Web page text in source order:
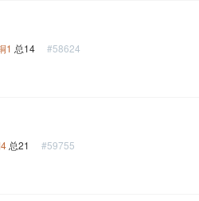
1 总14 #58624
总21 #59755